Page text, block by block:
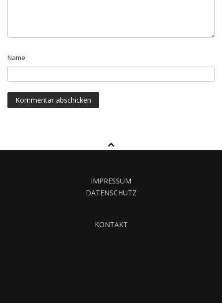
Name
IMPRESSUM
DATENSCHUTZ
KONTAKT